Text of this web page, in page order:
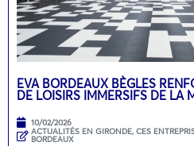
EVA BORDEAUX BÈGLES
DE LOISIRS IMMERSIFS DE LA
10/02/2026
ACTUALITÉS EN GIRONDE, CES
BORDEAUX